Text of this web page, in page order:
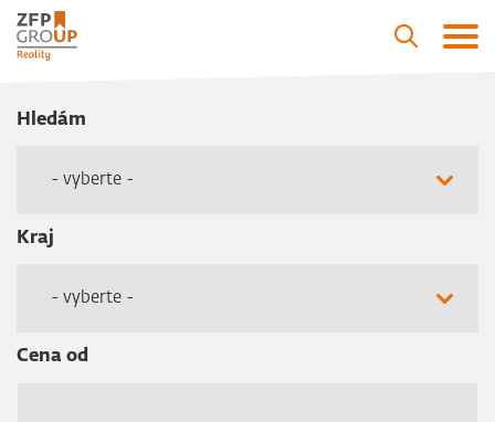
Hledám
- vyberte -
Kraj
- vyberte -
Cena od